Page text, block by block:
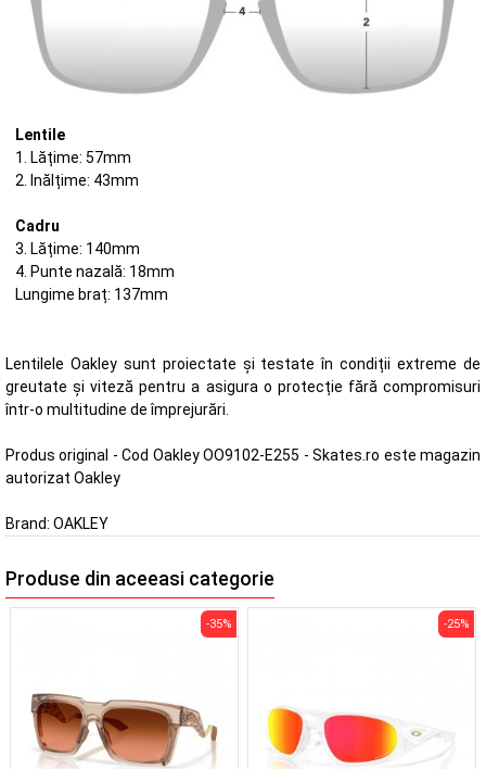
Lentile
1. Lățime: 57mm
2. Inălțime: 43mm
Cadru
3. Lățime: 140mm
4. Punte nazală: 18mm
Lungime braț: 137mm
Lentilele Oakley sunt proiectate și testate în condiții extreme de
greutate și viteză pentru a asigura o protecție fără compromisuri
într-o multitudine de împrejurări.
Produs original - Cod Oakley OO9102-E255 - Skates.ro este magazin
autorizat Oakley
Brand: OAKLEY
Produse din aceeasi categorie
-35% -25%